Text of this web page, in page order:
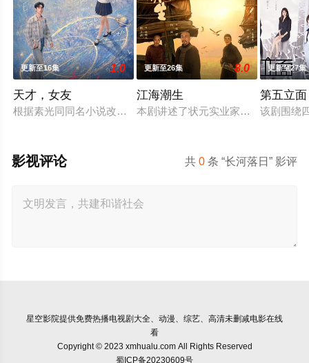
更新至16集 1.0
天才，女友
根据素光同同名小说改编。江逾白长大以后，林知夏忽然对他说
更新至26集 8.0
江海潮生
本剧讲述了状元实业家张謇创办大生
更新至27集
第五立面
该剧围绕
共0 条 “长河落日” 影评
影视评论
星空影院提供免费热播电视剧大全、动漫、综艺、高清未删减电影在线
看
Copyright © 2023 xmhualu.com All Rights Reserved
蜀ICP备20230609号